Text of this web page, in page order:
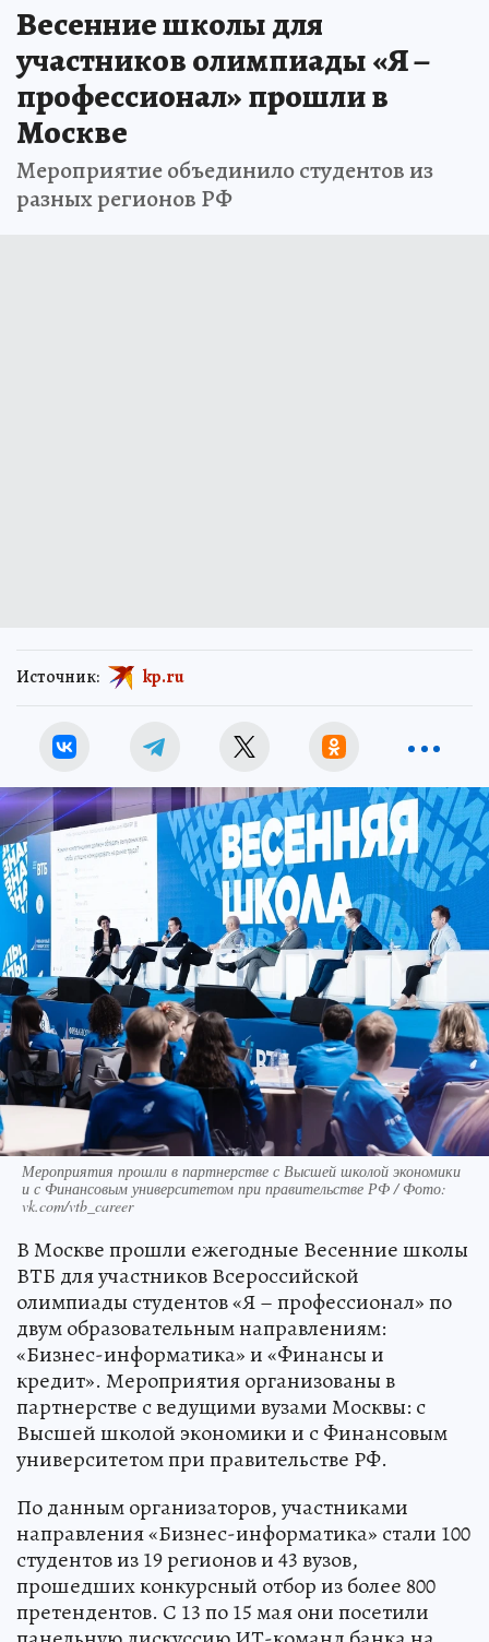
Весенние школы для
участников олимпиады «Я –
профессионал» прошли в
Москве
Мероприятие объединило студентов из
разных регионов РФ
Источник: kp.ru
Мероприятия прошли в партнерстве с Высшей школой экономики
и с Финансовым университетом при правительстве РФ / Фото:
vk.com/vtb_career
В Москве прошли ежегодные Весенние школы
ВТБ для участников Всероссийской
олимпиады студентов «Я – профессионал» по
двум образовательным направлениям:
«Бизнес-информатика» и «Финансы и
кредит». Мероприятия организованы в
партнерстве с ведущими вузами Москвы: с
Высшей школой экономики и с Финансовым
университетом при правительстве РФ.
По данным организаторов, участниками
направления «Бизнес-информатика» стали 100
студентов из 19 регионов и 43 вузов,
прошедших конкурсный отбор из более 800
претендентов. С 13 по 15 мая они посетили